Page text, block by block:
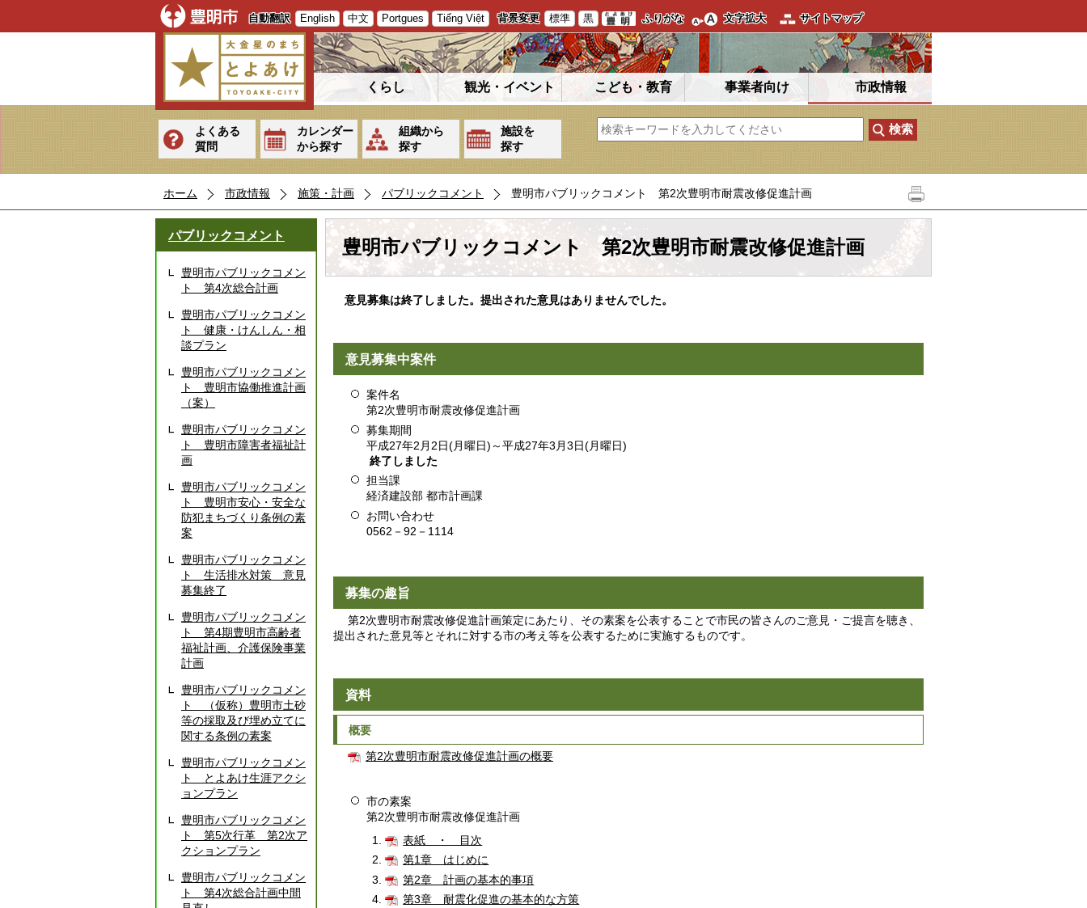
自動翻訳 English 中文 Portgues Tiếng Việt 背景変更 標準 黒 ふりがな 文字拡大 サイトマップ
くらし 観光・イベント こども・教育 事業者向け 市政情報
よくある
質問
カレンダー
から探す
組織から
探す
施設を
探す
ホーム 市政情報 施策・計画 パブリックコメント 豊明市パブリックコメント 第2次豊明市耐震改修促進計画
パブリックコメント
豊明市パブリックコメン
ト 第4次総合計画
豊明市パブリックコメン
ト 健康・けんしん・相
談プラン
豊明市パブリックコメン
ト 豊明市協働推進計画
（案）
豊明市パブリックコメン
ト 豊明市障害者福祉計
画
豊明市パブリックコメン
ト 豊明市安心・安全な
防犯まちづくり条例の素
案
豊明市パブリックコメン
ト 生活排水対策 意見
募集終了
豊明市パブリックコメン
ト 第4期豊明市高齢者
福祉計画、介護保険事業
計画
豊明市パブリックコメン
ト （仮称）豊明市土砂
等の採取及び埋め立てに
関する条例の素案
豊明市パブリックコメン
ト とよあけ生涯アクシ
ョンプラン
豊明市パブリックコメン
ト 第5次行革 第2次ア
クションプラン
豊明市パブリックコメン
ト 第4次総合計画中間
豊明市パブリックコメント 第2次豊明市耐震改修促進計画
意見募集は終了しました。提出された意見はありませんでした。
意見募集中案件
案件名
第2次豊明市耐震改修促進計画
募集期間
平成27年2月2日(月曜日)～平成27年3月3日(月曜日)
終了しました
担当課
経済建設部 都市計画課
お問い合わせ
0562－92－1114
募集の趣旨
第2次豊明市耐震改修促進計画策定にあたり、その素案を公表することで市民の皆さんのご意見・ご提言を聴き、
提出された意見等とそれに対する市の考え等を公表するために実施するものです。
資料
概要
第2次豊明市耐震改修促進計画の概要
市の素案
第2次豊明市耐震改修促進計画
表紙 ・ 目次
第1章 はじめに
第2章 計画の基本的事項
第3章 耐震化促進の基本的な方策